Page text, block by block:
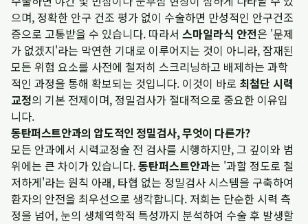
으며, 정확한 안구 건조 평가 없이 수술하면 만성적인 안구건조
증으로 고통받을 수 있습니다. 따라서 스마일라식 안전은 '문제
가 없겠지'라는 막연한 기대로 이루어지는 것이 아니라, 잠재된
모든 위험 요소를 사전에 철저히 스크리닝하고 배제하는 과학
적인 과정을 통해 확보되는 것입니다. 이것이 바로 최첨단 시력
교정의 기본 전제이며, 정밀검사가 절대적으로 중요한 이유입
니다.
동탄퍼스트안과의 압도적인 정밀검사, 무엇이 다른가?
모든 안과에서 시력교정술 전 검사를 시행하지만, 그 깊이와 범
위에는 큰 차이가 있습니다.동탄퍼스트안과는 '과할 정도로 철
저하게'라는 원칙 아래, 타협 없는 정밀검사 시스템을 구축하여
환자의 안전을 최우선으로 생각합니다. 저희는 단순한 시력 측
정을 넘어, 눈의 생체역학적 특성까지 분석하여 수술 후 발생할